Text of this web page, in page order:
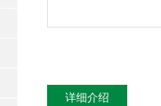
详细介绍